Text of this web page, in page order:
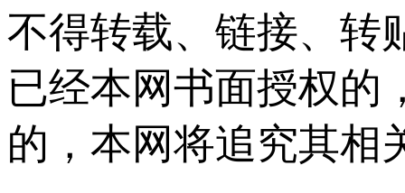
不得转载、链接、转
已经本网书面授权的
的，本网将追究其相